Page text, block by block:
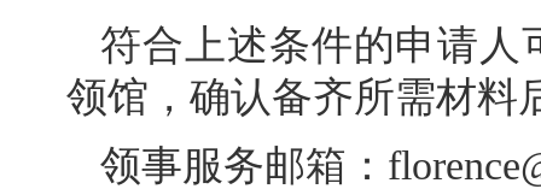
符合上述条件的申请人
领馆，确认备齐所需材料
领事服务邮箱：